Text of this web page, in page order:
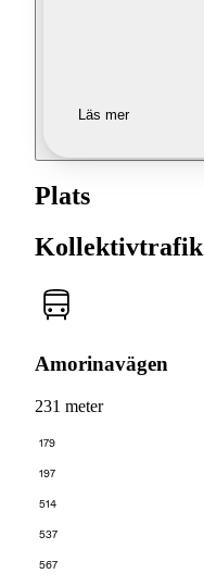
Läs mer
Plats
Kollektivtrafik
Amorinavägen
231 meter
179
197
514
537
567